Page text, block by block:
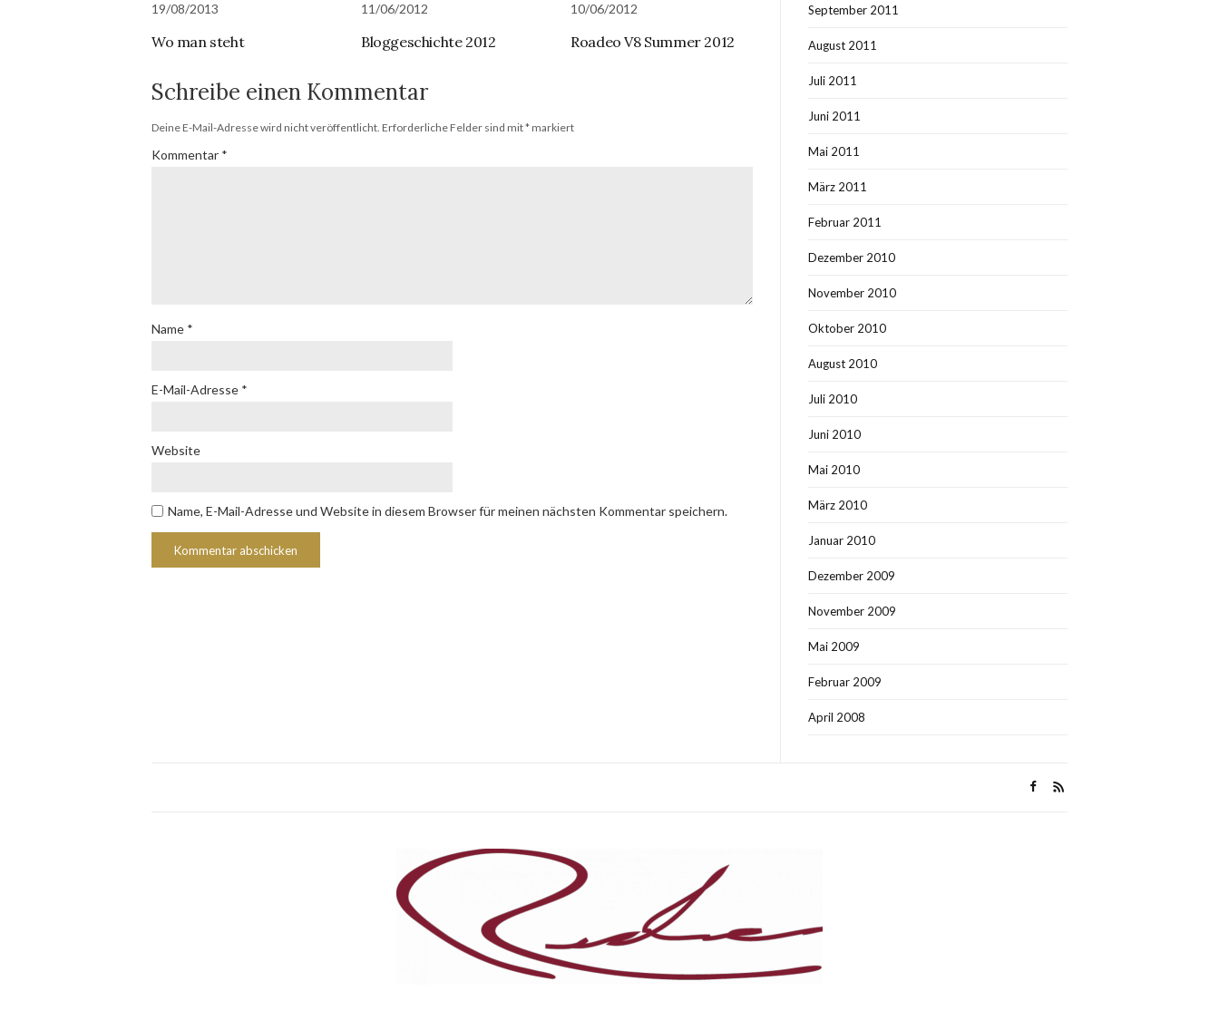
19/08/2013
Wo man steht
11/06/2012
Bloggeschichte 2012
10/06/2012
Roadeo V8 Summer 2012
Schreibe einen Kommentar
Deine E-Mail-Adresse wird nicht veröffentlicht. Erforderliche Felder sind mit*markiert
Kommentar *
Name *
E-Mail-Adresse *
Website
Name, E-Mail-Adresse und Website in diesem Browser für meinen nächsten Kommentar speichern.
September 2011
August 2011
Juli 2011
Juni 2011
Mai 2011
März 2011
Februar 2011
Dezember 2010
November 2010
Oktober 2010
August 2010
Juli 2010
Juni 2010
Mai 2010
März 2010
Januar 2010
Dezember 2009
November 2009
Mai 2009
Februar 2009
April 2008